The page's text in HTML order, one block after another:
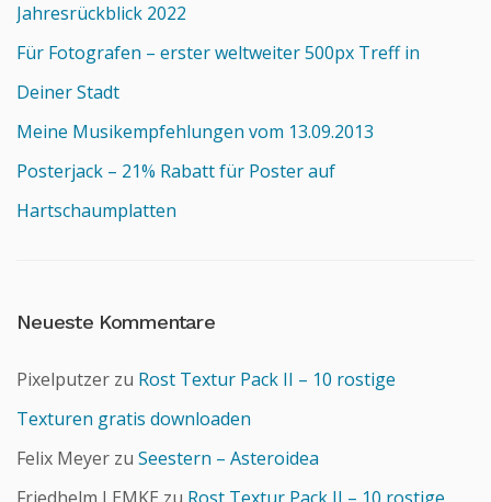
Jahresrückblick 2022
Für Fotografen – erster weltweiter 500px Treff in
Deiner Stadt
Meine Musikempfehlungen vom 13.09.2013
Posterjack – 21% Rabatt für Poster auf
Hartschaumplatten
Neueste Kommentare
Pixelputzer zu Rost Textur Pack II – 10 rostige
Texturen gratis downloaden
Felix Meyer zu Seestern – Asteroidea